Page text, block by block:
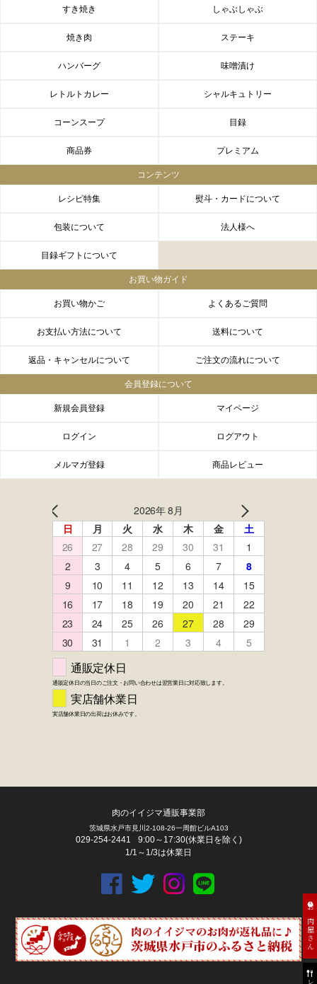
お肉屋さん
すき焼き しゃぶしゃぶ
焼き肉 ステーキ
ハンバーグ 味噌漬け
レトルトカレー シャルキュトリー
コーンスープ 目録
商品券 プレミアム
コンテンツ
レシピ特集 熨斗・カードについて
包装について 法人様へ
目録ギフトについて
お買い物ガイド
お買い物かご よくあるご質問
お支払い方法について 送料について
返品・キャンセルについて ご注文の流れについて
会員登録について
新規会員登録 マイページ
ログイン ログアウト
メルマガ登録 商品レビュー
肉のイイジマ通販事業部
茨城県水戸市見川2-108-26一周館ビルA103
029-254-2441
9:00～17:30(休業日を除く)
1/1～1/3は休業日